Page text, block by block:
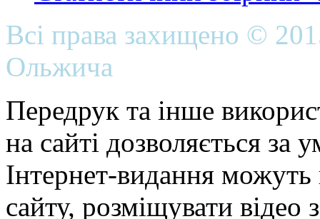
Всі права захищено ©
Ольжича
Передрук та інше
на сайті дозволяється
Інтернет-видання можуть
сайту, розміщувати відео